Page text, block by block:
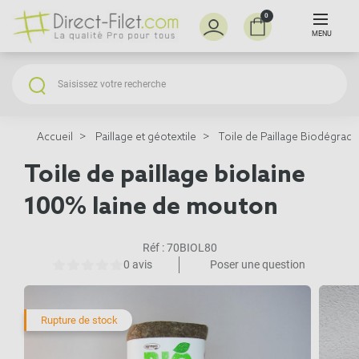
0
MENU
Accueil Paillage et géotextile Toile de Paillage
Toile de paillage biolaine
100% laine de mouton
Réf :70BIOL80
0 avis
Poser une question
Rupture de stock